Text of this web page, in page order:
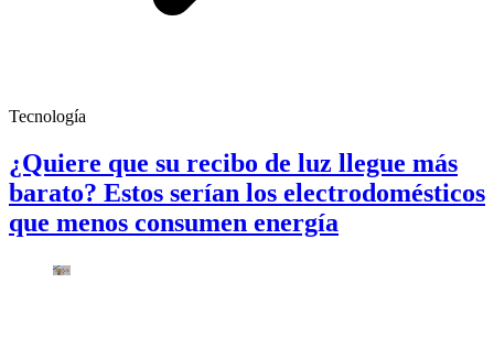
Tecnología
¿Quiere que su recibo de luz llegue más
barato? Estos serían los electrodomésticos
que menos consumen energía